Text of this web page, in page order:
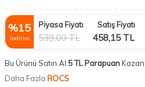
%15
İndirim
Piyasa Fiyatı
539,00TL
Satış Fiyatı
458,15TL
Bu Ürünü Satın Al 5 TL ParapuanKazan
Daha Fazla ROCS